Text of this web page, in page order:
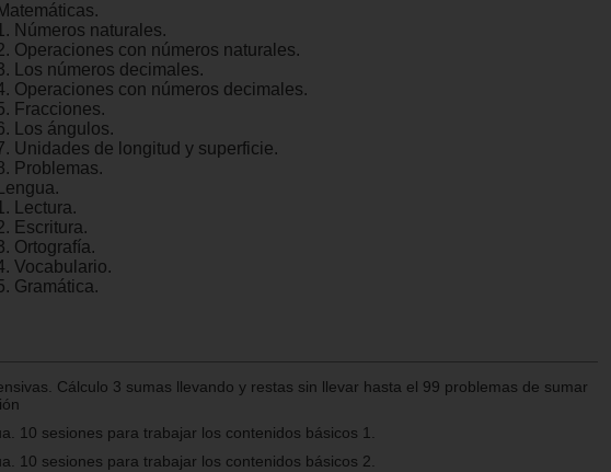
Matemáticas.
Números naturales.
Operaciones con números naturales.
Los números decimales.
Operaciones con números decimales.
Fracciones.
Los ángulos.
7. Unidades de longitud y superficie.
Problemas.
Lengua.
Lectura.
Escritura.
Ortografía.
Vocabulario.
Gramática.
Cálculo 3 sumas llevando y restas sin llevar hasta el 99 problemas de sumar
10 sesiones para trabajar los contenidos básicos 1.
10 sesiones para trabajar los contenidos básicos 2.